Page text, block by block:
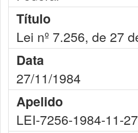
Título
Lei nº 7.256, de 27
Data
27/11/1984
Apelido
LEI-7256-1984-11-27